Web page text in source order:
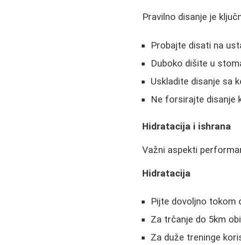
Pravilno disanje je
Probajte disati na
Duboko dišite u
Uskladite disanje sa
Ne forsirajte disanje
Hidratacija i ishrana
Važni aspekti
Hidratacija
Pijte dovoljno tokom
Za trčanje do 5km
Za duže treninge